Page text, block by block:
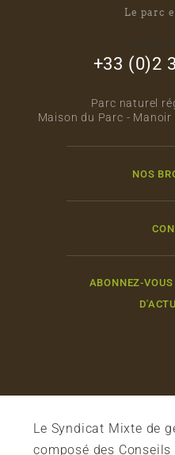
Le parc
+33 (0)2
Parc naturel
Maison du Parc -
NOS
ABONNEZ-
Le Syndicat Mixte de
composé des